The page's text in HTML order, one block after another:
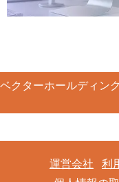
ベクターホールディン
運営会社 利